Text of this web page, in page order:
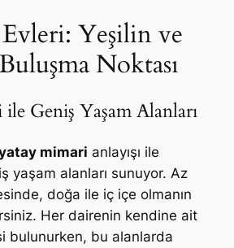
Yeşilin ve
Noktası
Geniş Yaşam Alanları
mimari anlayışı ile
yaşam alanları sunuyor. Az
doğa ile iç içe olmanın
Her dairenin kendine ait
bulunurken, bu alanlarda